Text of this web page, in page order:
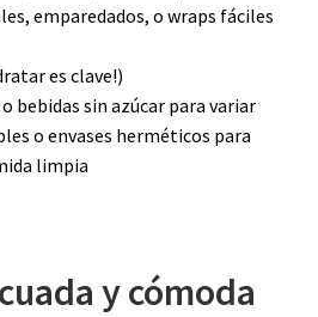
emparedados, o wraps fáciles
es clave!)
bebidas sin azúcar para variar
o envases herméticos para
limpia
y cómoda